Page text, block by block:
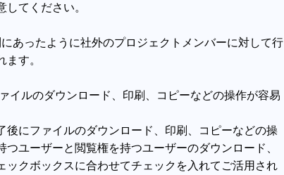
てください。
あったように社外のプロジェクトメンバーに対して行
す。
イルのダウンロード、印刷、コピーなどの操作が容易
後にファイルのダウンロード、印刷、コピーなどの操
ユーザーと閲覧権を持つユーザーのダウンロード、
ックボックスに合わせてチェックを入れてご活用され